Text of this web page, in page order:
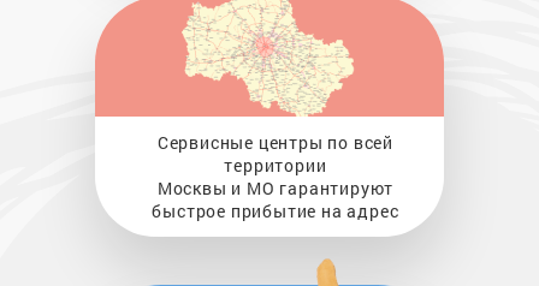
Сервисные центры по всей
территории
Москвы и МО гарантируют
быстрое прибытие на адрес